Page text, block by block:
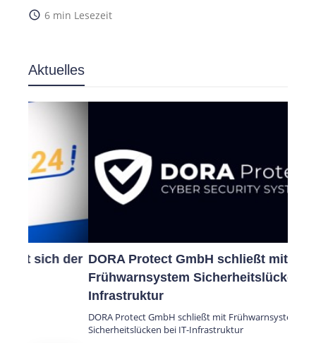
access_time 6 min Lesezeit
Aktuelles
DORA Protect GmbH schließt mit
Frühwarnsystem Sicherheitslücken bei IT-
Infrastruktur
DORA Protect GmbH schließt mit Frühwarnsystem
Sicherheitslücken bei IT-Infrastruktur